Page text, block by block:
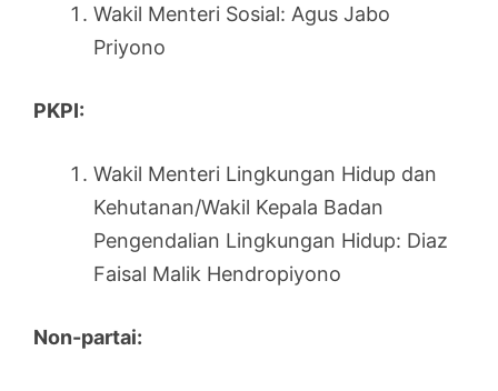
Wakil Menteri Sosial: Agus Jabo
Priyono
PKPI:
Wakil Menteri Lingkungan Hidup dan
Kehutanan/Wakil Kepala Badan
Pengendalian Lingkungan Hidup: Diaz
Faisal Malik Hendropiyono
Non-partai: